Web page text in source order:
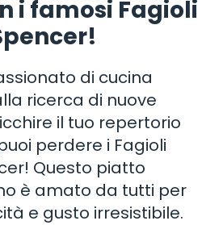
i famosi Fagioli
di cucina
ricerca di nuove
il tuo repertorio
perdere i Fagioli
Questo piatto
è amato da tutti per
e gusto irresistibile.